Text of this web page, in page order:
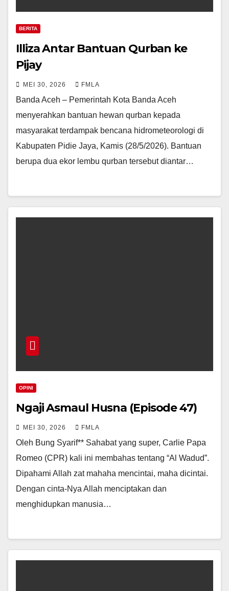
BERITA
Illiza Antar Bantuan Qurban ke
Pijay
MEI 30, 2026 FMLA
Banda Aceh – Pemerintah Kota Banda Aceh
menyerahkan bantuan hewan qurban kepada
masyarakat terdampak bencana hidrometeorologi di
Kabupaten Pidie Jaya, Kamis (28/5/2026). Bantuan
berupa dua ekor lembu qurban tersebut diantar…
OPINI
Ngaji Asmaul Husna (Episode 47)
MEI 30, 2026 FMLA
Oleh Bung Syarif** Sahabat yang super, Carlie Papa
Romeo (CPR) kali ini membahas tentang “Al Wadud”.
Dipahami Allah zat mahaha mencintai, maha dicintai.
Dengan cinta-Nya Allah menciptakan dan
menghidupkan manusia…